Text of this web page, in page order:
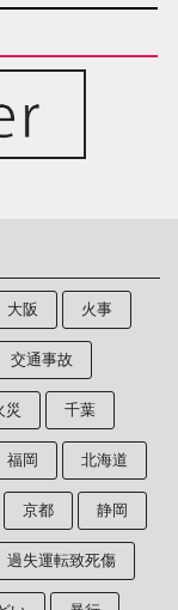
大阪 火事
交通事故
災 千葉
福岡 北海道
京都 静岡
過失運転致死傷